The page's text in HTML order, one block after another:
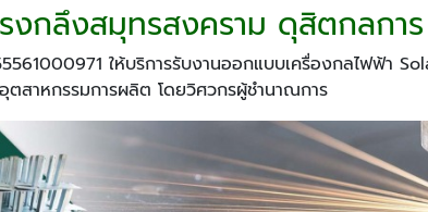
งกลึงสมุทรสงคราม ดุสิตกลการ
ให้บริการรับงานออกแบบเครื่องกลไฟฟ้า
สาหกรรมการผลิต โดยวิศวกรผู้ชำนาณการ